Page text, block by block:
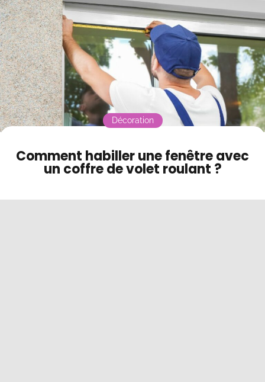
Contact
Mode sombre
Comment habiller une fenêtre avec
un coffre de volet roulant ?
Décoration